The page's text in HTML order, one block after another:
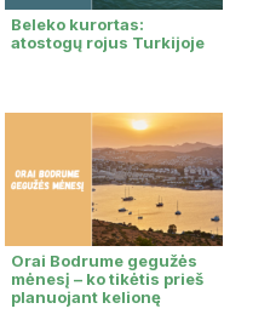
Beleko kurortas:
atostogų rojus Turkijoje
Orai Bodrume gegužės
mėnesį – ko tikėtis prieš
planuojant kelionę